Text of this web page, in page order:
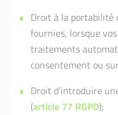
Droit à la portabilité
fournies, lorsque
traitements
consentement ou
Droit d’introduire
(article 77 RGPD);